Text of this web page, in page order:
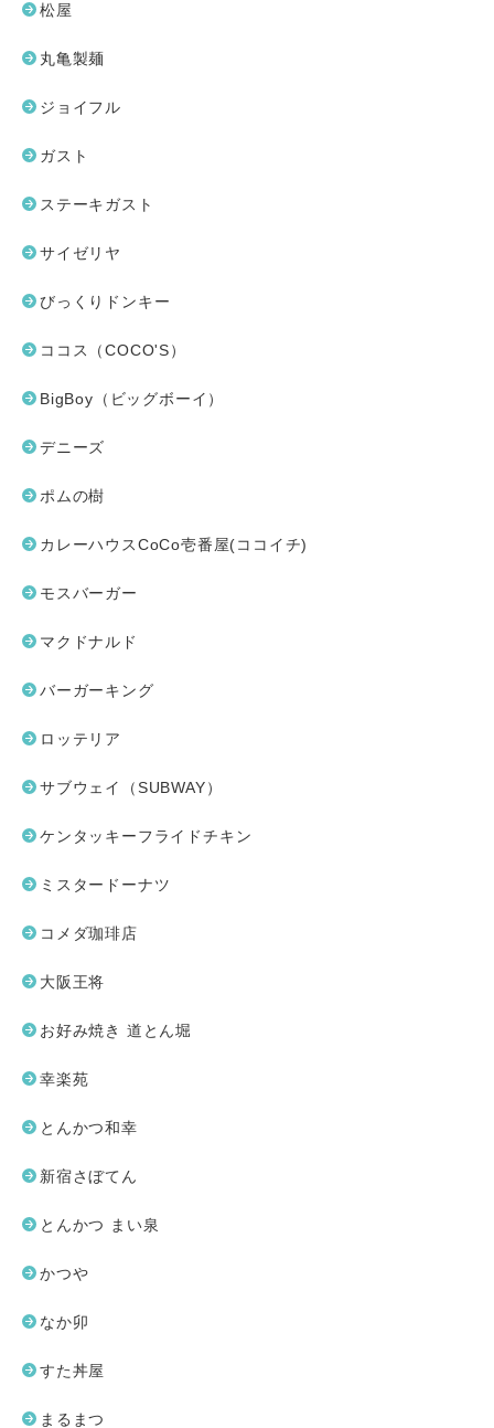
松屋
丸亀製麺
ジョイフル
ガスト
ステーキガスト
サイゼリヤ
びっくりドンキー
ココス（COCO'S）
BigBoy（ビッグボーイ）
デニーズ
ポムの樹
カレーハウスCoCo壱番屋(ココイチ)
モスバーガー
マクドナルド
バーガーキング
ロッテリア
サブウェイ（SUBWAY）
ケンタッキーフライドチキン
ミスタードーナツ
コメダ珈琲店
大阪王将
お好み焼き 道とん堀
幸楽苑
とんかつ和幸
新宿さぼてん
とんかつ まい泉
かつや
なか卯
すた丼屋
まるまつ